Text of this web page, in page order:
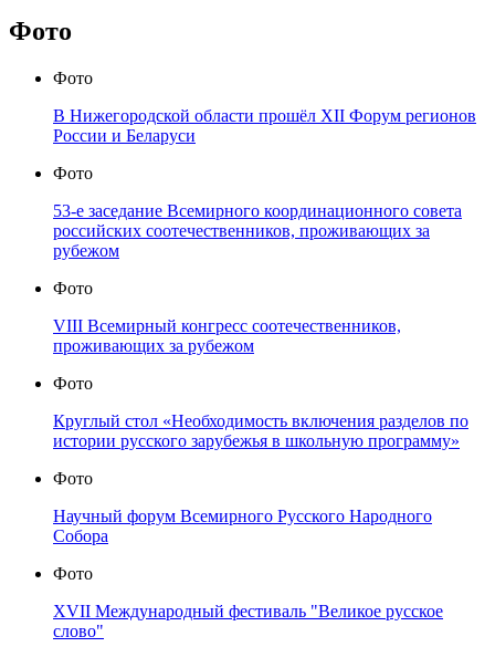
Фото
Фото
В Нижегородской области прошёл XII Форум регионов
России и Беларуси
Фото
53-е заседание Всемирного координационного совета
российских соотечественников, проживающих за
рубежом
Фото
VIII Всемирный конгресс соотечественников,
проживающих за рубежом
Фото
Круглый стол «Необходимость включения разделов по
истории русского зарубежья в школьную программу»
Фото
Научный форум Всемирного Русского Народного
Собора
Фото
XVII Международный фестиваль "Великое русское
слово"